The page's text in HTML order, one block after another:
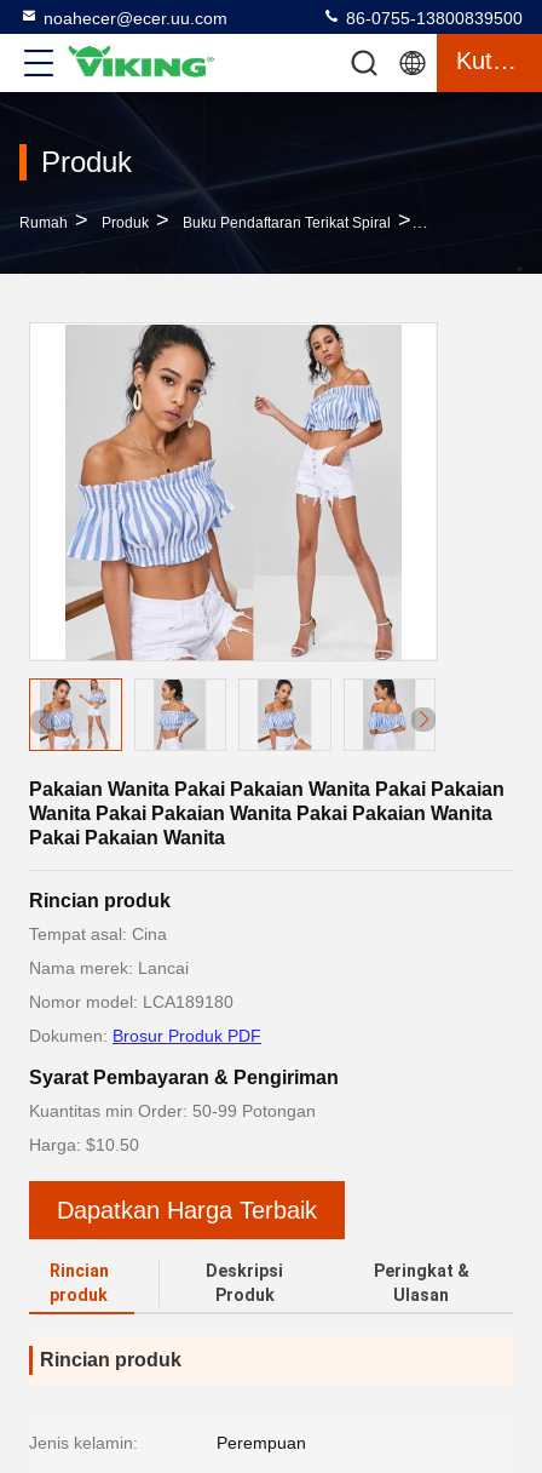
noahecer@ecer.uu.com 86-0755-13800839500
Kutipan
Produk
Rumah > Produk > Buku Pendaftaran Terikat Spiral >
Pakaian Wanita Pakai Pakaian Wanita Pakai Pakaian
Wanita Pakai Pakaian Wanita Pakai Pakaian Wanita
Pakai Pakaian Wanita
Rincian produk
Tempat asal: Cina
Nama merek: Lancai
Nomor model: LCA189180
Dokumen: Brosur Produk PDF
Syarat Pembayaran & Pengiriman
Kuantitas min Order: 50-99 Potongan
Harga: $10.50
Dapatkan Harga Terbaik
Rincian
produk
Deskripsi
Produk
Peringkat &
Ulasan
Rincian produk
Jenis kelamin: Perempuan